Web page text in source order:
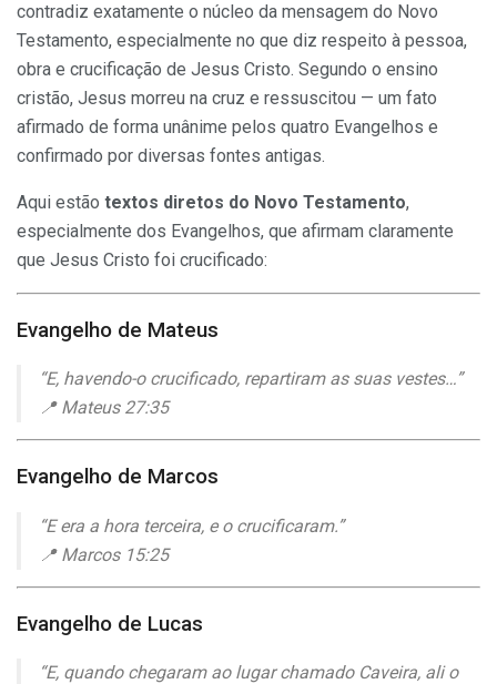
contradiz exatamente o núcleo da mensagem do Novo
Testamento, especialmente no que diz respeito à pessoa,
obra e crucificação de Jesus Cristo. Segundo o ensino
cristão, Jesus morreu na cruz e ressuscitou — um fato
afirmado de forma unânime pelos quatro Evangelhos e
confirmado por diversas fontes antigas.
Aqui estão textos diretos do Novo Testamento,
especialmente dos Evangelhos, que afirmam claramente
que Jesus Cristo foi crucificado:
Evangelho de Mateus
“E, havendo-o crucificado, repartiram as suas vestes…”
📍 Mateus 27:35
Evangelho de Marcos
“E era a hora terceira, e o crucificaram.”
📍 Marcos 15:25
Evangelho de Lucas
“E, quando chegaram ao lugar chamado Caveira, ali o